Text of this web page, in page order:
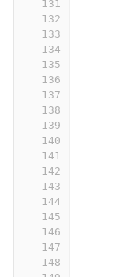
131
132
133
134
135
136
137
138
139
140
141
142
143
144
145
146
147
148